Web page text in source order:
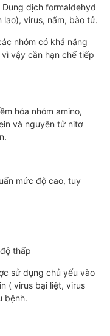
dịch formaldehyd
virus, nấm, bào tử.
nhóm có khả năng
vậy cần hạn chế tiếp
hóa nhóm amino,
và nguyên tử nitơ
mức độ cao, tuy
thấp
sử dụng chủ yếu vào
( virus bại liệt, virus
bệnh.